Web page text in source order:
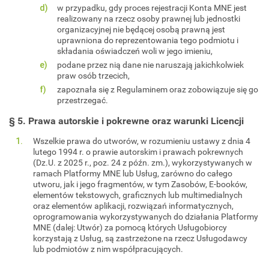
w przypadku, gdy proces rejestracji Konta MNE jest
realizowany na rzecz osoby prawnej lub jednostki
organizacyjnej nie będącej osobą prawną jest
uprawniona do reprezentowania tego podmiotu i
składania oświadczeń woli w jego imieniu,
podane przez nią dane nie naruszają jakichkolwiek
praw osób trzecich,
zapoznała się z Regulaminem oraz zobowiązuje się go
przestrzegać.
§ 5. Prawa autorskie i pokrewne oraz warunki Licencji
Wszelkie prawa do utworów, w rozumieniu ustawy z dnia 4
lutego 1994 r. o prawie autorskim i prawach pokrewnych
(Dz.U. z 2025 r., poz. 24 z późn. zm.), wykorzystywanych w
ramach Platformy MNE lub Usług, zarówno do całego
utworu, jak i jego fragmentów, w tym Zasobów, E-booków,
elementów tekstowych, graficznych lub multimedialnych
oraz elementów aplikacji, rozwiązań informatycznych,
oprogramowania wykorzystywanych do działania Platformy
MNE (dalej: Utwór) za pomocą których Usługobiorcy
korzystają z Usług, są zastrzeżone na rzecz Usługodawcy
lub podmiotów z nim współpracujących.